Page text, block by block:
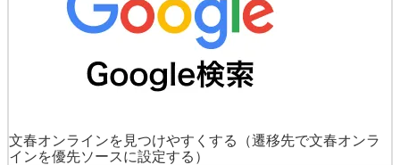
文春オンラインを見つけやすくする
（遷移先で文春オンラ
インを優先ソースに設定する）